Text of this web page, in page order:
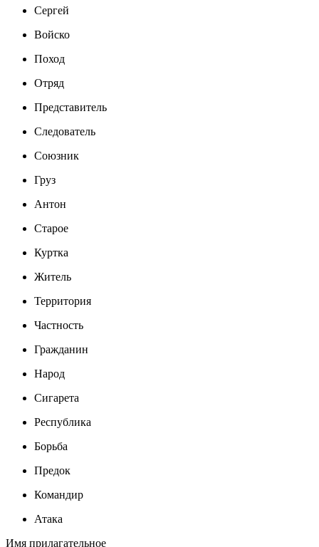
Сергей
Войско
Поход
Отряд
Представитель
Следователь
Союзник
Груз
Антон
Старое
Куртка
Житель
Территория
Частность
Гражданин
Народ
Сигарета
Республика
Борьба
Предок
Командир
Атака
Имя прилагательное